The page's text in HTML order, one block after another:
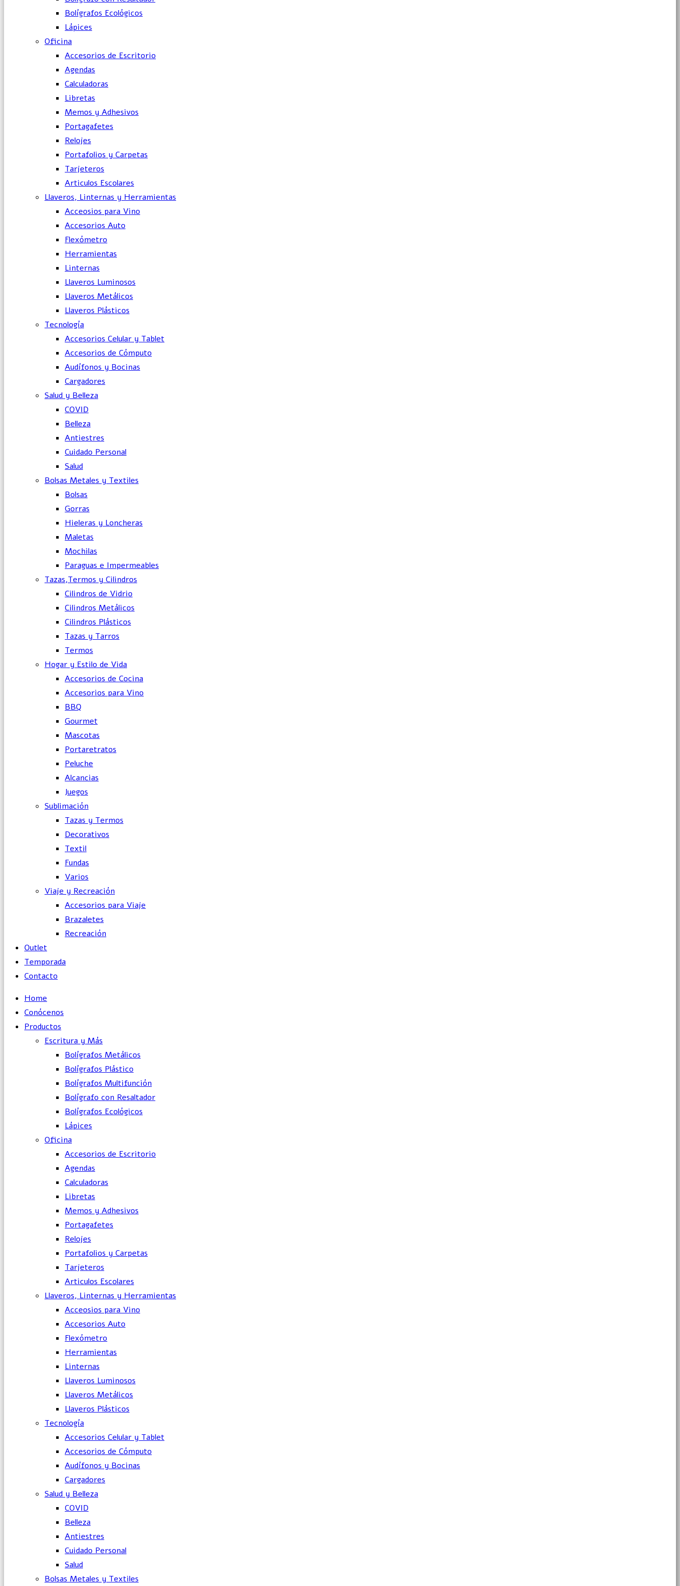
Bolígrafos Ecológicos
Lápices
Oficina
Accesorios de Escritorio
Agendas
Calculadoras
Libretas
Memos y Adhesivos
Portagafetes
Relojes
Portafolios y Carpetas
Tarjeteros
Articulos Escolares
Llaveros, Linternas y Herramientas
Acceosios para Vino
Accesorios Auto
Flexómetro
Herramientas
Linternas
Llaveros Luminosos
Llaveros Metálicos
Llaveros Plásticos
Tecnología
Accesorios Celular y Tablet
Accesorios de Cómputo
Audífonos y Bocinas
Cargadores
Salud y Belleza
COVID
Belleza
Antiestres
Cuidado Personal
Salud
Bolsas Metales y Textiles
Bolsas
Gorras
Hieleras y Loncheras
Maletas
Mochilas
Paraguas e Impermeables
Tazas,Termos y Cilindros
Cilindros de Vidrio
Cilindros Metálicos
Cilindros Plásticos
Tazas y Tarros
Termos
Hogar y Estilo de Vida
Accesorios de Cocina
Accesorios para Vino
BBQ
Gourmet
Mascotas
Portaretratos
Peluche
Alcancias
Juegos
Sublimación
Tazas y Termos
Decorativos
Textil
Fundas
Varios
Viaje y Recreación
Accesorios para Viaje
Brazaletes
Recreación
Outlet
Temporada
Contacto
Home
Conócenos
Productos
Escritura y Más
Bolígrafos Metálicos
Bolígrafos Plástico
Bolígrafos Multifunción
Bolígrafo con Resaltador
Bolígrafos Ecológicos
Lápices
Oficina
Accesorios de Escritorio
Agendas
Calculadoras
Libretas
Memos y Adhesivos
Portagafetes
Relojes
Portafolios y Carpetas
Tarjeteros
Articulos Escolares
Llaveros, Linternas y Herramientas
Acceosios para Vino
Accesorios Auto
Flexómetro
Herramientas
Linternas
Llaveros Luminosos
Llaveros Metálicos
Llaveros Plásticos
Tecnología
Accesorios Celular y Tablet
Accesorios de Cómputo
Audífonos y Bocinas
Cargadores
Salud y Belleza
COVID
Belleza
Antiestres
Cuidado Personal
Salud
Bolsas Metales y Textiles